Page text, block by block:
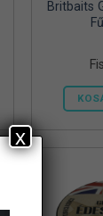
Britbaits
x